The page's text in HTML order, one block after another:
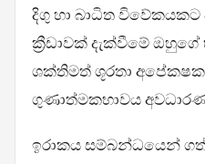
දිගු හා බාධිත
ක්‍රීඩාවක් දැක්වීමේ ඔහුගේ
ශක්තිමත් ශූරතා
ගුණාත්මකභාවය
ඉරාකය සම්බන්ධයෙන් ගත්